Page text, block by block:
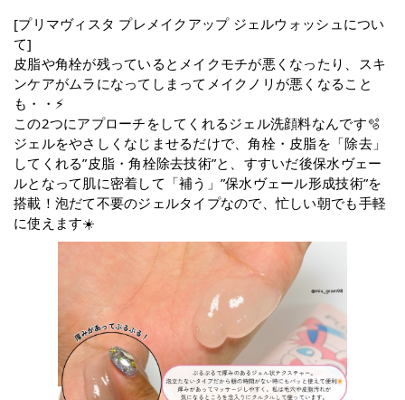
[プリマヴィスタ プレメイクアップ ジェルウォッシュについ
て]
皮脂や角栓が残っているとメイクモチが悪くなったり、スキ
ンケアがムラになってしまってメイクノリが悪くなること
も・・⚡️
この2つにアプローチをしてくれるジェル洗顔料なんです🫧
ジェルをやさしくなじませるだけで、角栓・皮脂を「除去」
してくれる”皮脂・角栓除去技術”と、すすいだ後保水ヴェー
ルとなって肌に密着して「補う」”保水ヴェール形成技術”を
搭載！泡だて不要のジェルタイプなので、忙しい朝でも手軽
に使えます☀️